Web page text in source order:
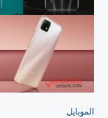
الموبايل